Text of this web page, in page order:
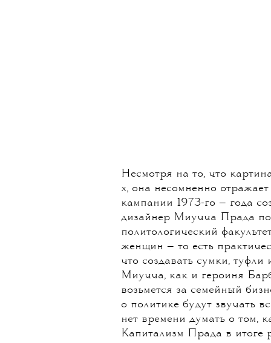
Несмотря на то, что
х, она несомненно
кампании 1973-го — года
дизайнер Миучча Прада
политологический
женщин — то есть
что создавать сумки,
Миучча, как и героиня
возьмется за семейный
о политике будут звучать
нет времени думать о том,
Капитализм Прада в итоге